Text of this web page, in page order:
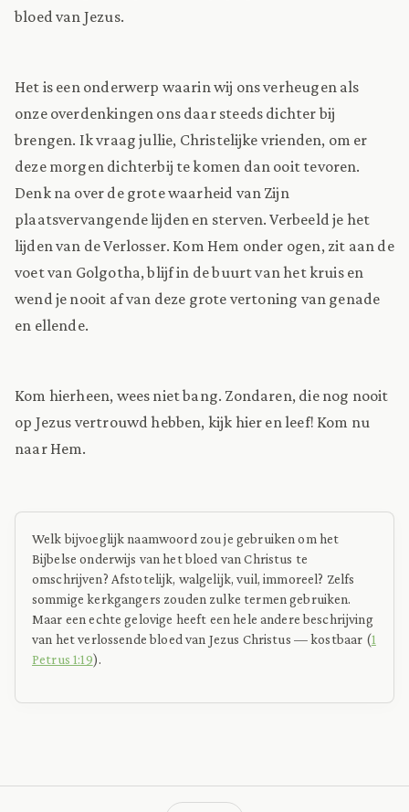
bloed van Jezus.
Het is een onderwerp waarin wij ons verheugen als
onze overdenkingen ons daar steeds dichter bij
brengen. Ik vraag jullie, Christelijke vrienden, om er
deze morgen dichterbij te komen dan ooit tevoren.
Denk na over de grote waarheid van Zijn
plaatsvervangende lijden en sterven. Verbeeld je het
lijden van de Verlosser. Kom Hem onder ogen, zit aan de
voet van Golgotha, blijf in de buurt van het kruis en
wend je nooit af van deze grote vertoning van genade
en ellende.
Kom hierheen, wees niet bang. Zondaren, die nog nooit
op Jezus vertrouwd hebben, kijk hier en leef! Kom nu
naar Hem.
Welk bijvoeglijk naamwoord zou je gebruiken om het
Bijbelse onderwijs van het bloed van Christus te
omschrijven? Afstotelijk, walgelijk, vuil, immoreel? Zelfs
sommige kerkgangers zouden zulke termen gebruiken.
Maar een echte gelovige heeft een hele andere beschrijving
van het verlossende bloed van Jezus Christus — kostbaar (1
Petrus 1:19).